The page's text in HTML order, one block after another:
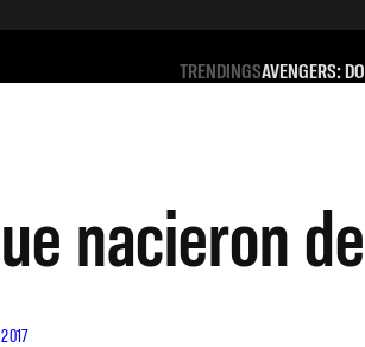
TRENDINGSAVENGERS:
nacieron